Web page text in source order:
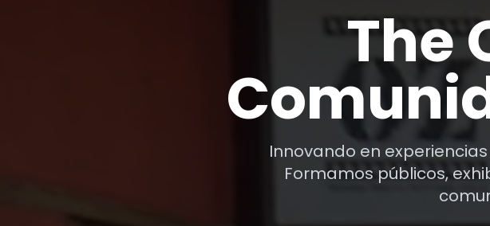
The
Innovando en
Formamos públicos,